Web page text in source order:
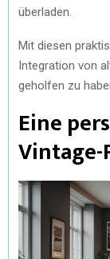
überladen.
Mit diesen
Integration von
geholfen zu
Eine
Vintage-